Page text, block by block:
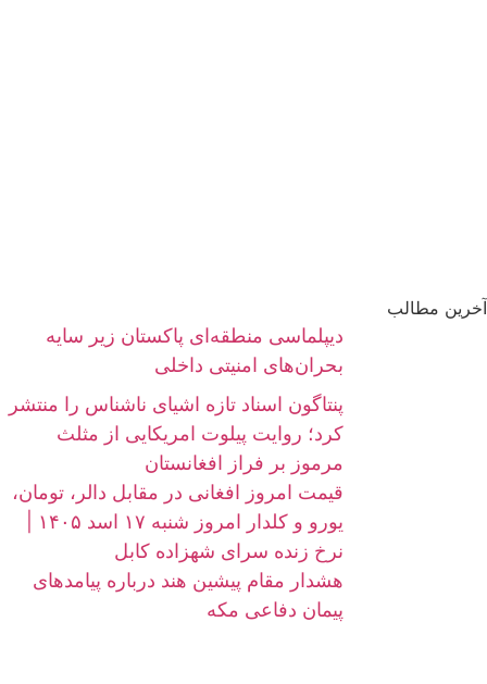
آخرین مطالب
دیپلماسی منطقه‌ای پاکستان زیر سایه
بحران‌های امنیتی داخلی
پنتاگون اسناد تازه اشیای ناشناس را منتشر
کرد؛ روایت پیلوت امریکایی از مثلث
مرموز بر فراز افغانستان
قیمت امروز افغانی در مقابل دالر، تومان،
نرخ زنده سرای شهزاده کابل
هشدار مقام پیشین هند درباره پیامدهای
پیمان دفاعی مکه